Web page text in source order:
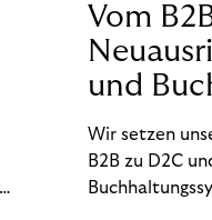
Vom
und
Wir setzen
B2B zu D2C